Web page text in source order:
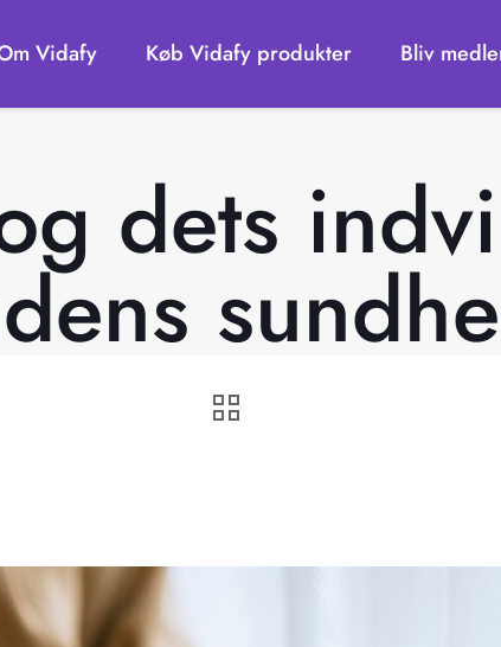
Vidafy Køb Vidafy produkter Bliv
dets